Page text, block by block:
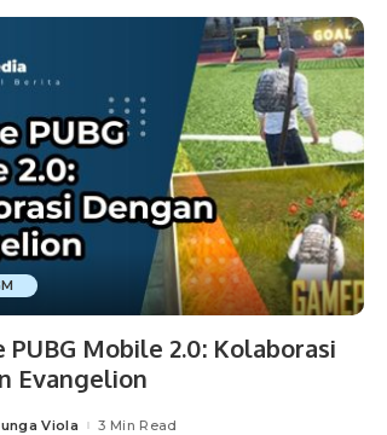
PUBG Mobile 2.0: Kolaborasi
Evangelion
Viola 3 Min Read